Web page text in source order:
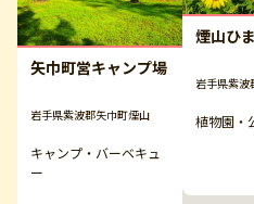
矢巾町営キャンプ場
岩手県紫波郡矢巾町煙山
キャンプ・バーベキュ
ー
煙山ひ
岩手県紫波
植物園・